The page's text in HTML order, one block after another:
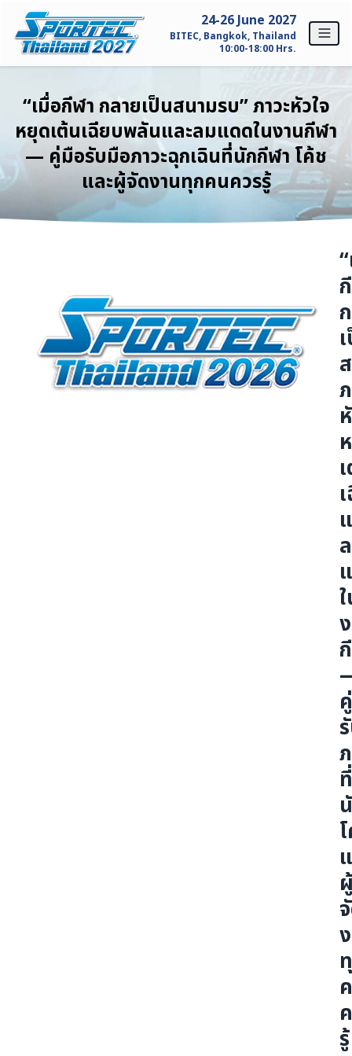
Skip to content
24-26 June 2027
BITEC, Bangkok, Thailand
10:00-18:00 Hrs.
หน้าหลัก
สำหรับผู้แสดงสินค้า
ทำไมต้อง SPORTEC Thailand?
รายละเอียดผู้เข้าร่วมแสดงสินค้า
ทำไมต้องมาชมงาน SPORTEC Thailand?
รายละเอียดผู้เข้าชมงาน
“เมื่อกีฬา กลายเป็นสนามรบ” ภาวะหัวใจ
หยุดเต้นเฉียบพลันและลมแดดในงานกีฬา
— คู่มือรับมือภาวะฉุกเฉินที่นักกีฬา โค้ช
และผู้จัดงานทุกคนควรรู้
ที่
รู้